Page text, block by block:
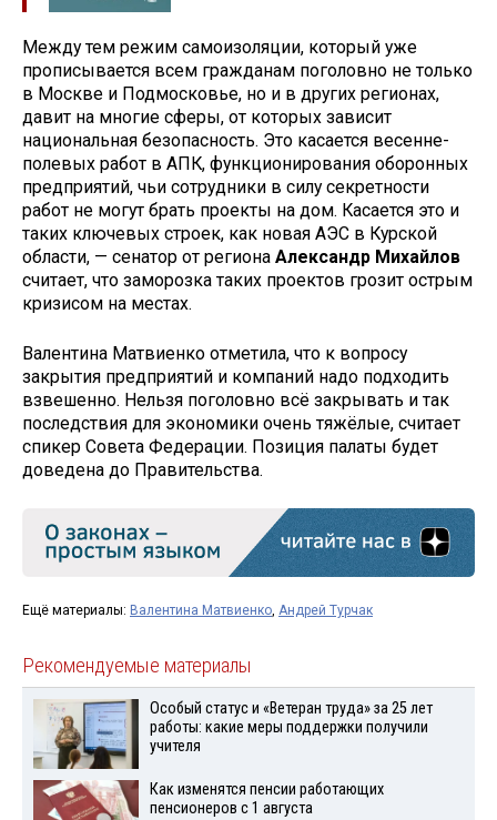
Между тем режим самоизоляции, который уже
прописывается всем гражданам поголовно не только
в Москве и Подмосковье, но и в других регионах,
давит на многие сферы, от которых зависит
национальная безопасность. Это касается весенне-
полевых работ в АПК, функционирования оборонных
предприятий, чьи сотрудники в силу секретности
работ не могут брать проекты на дом. Касается это и
таких ключевых строек, как новая АЭС в Курской
области, — сенатор от региона Александр Михайлов
считает, что заморозка таких проектов грозит острым
кризисом на местах.
Валентина Матвиенко отметила, что к вопросу
закрытия предприятий и компаний надо подходить
взвешенно. Нельзя поголовно всё закрывать и так
последствия для экономики очень тяжёлые, считает
спикер Совета Федерации. Позиция палаты будет
доведена до Правительства.
Ещё материалы: Валентина Матвиенко, Андрей Турчак
Рекомендуемые материалы
Особый статус и «Ветеран труда» за 25 лет
работы: какие меры поддержки получили
учителя
Как изменятся пенсии работающих
пенсионеров с 1 августа